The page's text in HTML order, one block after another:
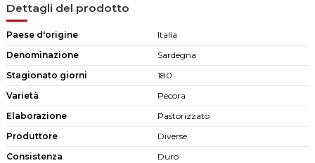
Dettagli del prodotto
Paese d'origine
Italia
Denominazione
Sardegna
Stagionato giorni
180
Varietà
Pecora
Elaborazione
Pastorizzato
Produttore
Diverse
Consistenza
Duro